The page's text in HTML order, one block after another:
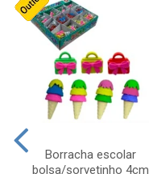
Borracha escolar
bolsa/sorvetinho 4cm